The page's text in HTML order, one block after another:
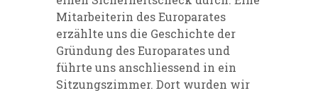
Mitarbeiterin des Europarates
erzählte uns die Geschichte der
Gründung des Europarates und
führte uns anschliessend in ein
Sitzungszimmer. Dort wurden wir